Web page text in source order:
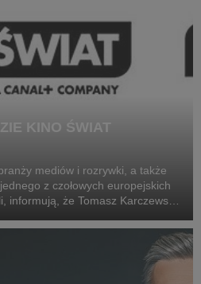
KINO ŚWIAT
mediów i rozrywki, a także
z czołowych europejskich
informują, że Tomasz Karczewski,
spółki i z ...